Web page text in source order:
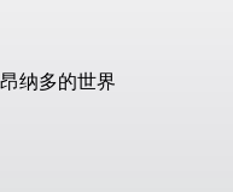
纳多的世界